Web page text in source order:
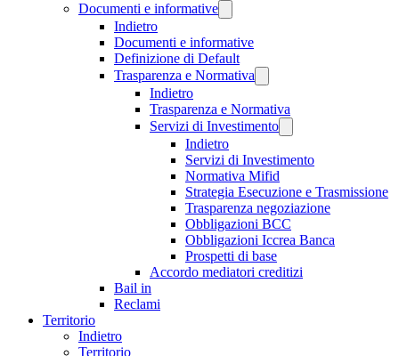
Documenti e informative
Indietro
Documenti e informative
Definizione di Default
Trasparenza e Normativa
Indietro
Trasparenza e Normativa
Servizi di Investimento
Indietro
Servizi di Investimento
Normativa Mifid
Strategia Esecuzione e Trasmissione
Trasparenza negoziazione
Obbligazioni BCC
Obbligazioni Iccrea Banca
Prospetti di base
Accordo mediatori creditizi
Bail in
Reclami
Territorio
Indietro
Territorio